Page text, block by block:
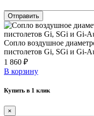
Сопло воздушное
пистолетов Gi, SGi и Gi-
1 860 ₽
В корзину
Купить в 1 клик
×